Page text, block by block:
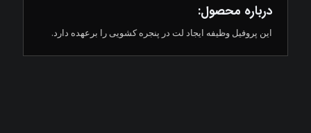
درباره محصول:
این پروفیل وظیفه ایجاد لت در پنجره کشویی را برعهده دارد.